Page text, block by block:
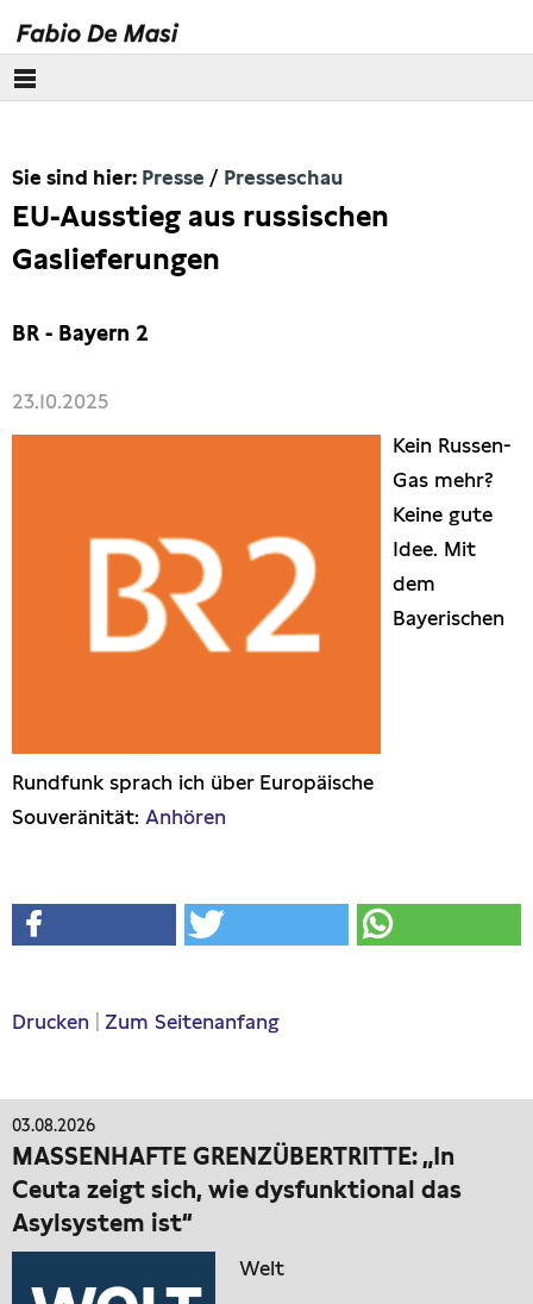
Europäisches Parlament
Themen
Interviews
Presseschau
Publikationen
Sie sind hier: Presse Presseschau
EU-Ausstieg aus russischen
Gaslieferungen
BR - Bayern 2
23.10.2025
Kein Russen-
Gas mehr?
Keine gute
Idee. Mit
dem
Bayerischen
Rundfunk sprach ich über Europäische
Souveränität: Anhören
Drucken Zum Seitenanfang
03.08.2026
MASSENHAFTE GRENZÜBERTRITTE: „In
Ceuta zeigt sich, wie dysfunktional das
Asylsystem ist“
Welt